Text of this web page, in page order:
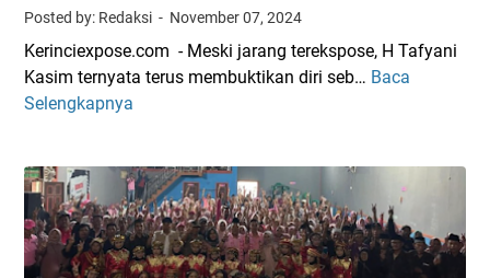
Posted by: Redaksi November 07, 2024
Kerinciexpose.com - Meski jarang terekspose, H Tafyani
Kasim ternyata terus membuktikan diri seb… Baca
Selengkapnya
T
m
a
P
e